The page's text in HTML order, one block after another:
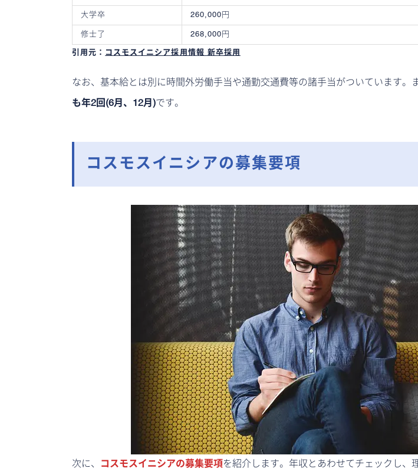
大学卒 260,000円
修士了 268,000円
引用元： コスモスイニシア採用情報 新卒採用
なお、基本給とは別に時間外労働手当や通勤交通費等の諸手当がついています。
も年2回(6月、12月)です。
コスモスイニシアの募集要項
次に、 コスモスイニシアの募集要項を紹介します。年収とあわせてチェックし、